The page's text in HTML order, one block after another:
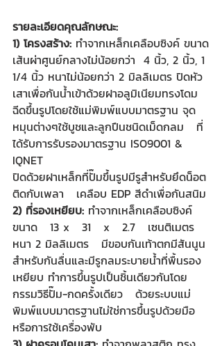
รายละเอียดคุณลักษณะ:
1) โครงสร้าง: ทำจากเหล็กเคลือบซิงค์ ขนาด
เส้นผ่าศูนย์กลางไม่น้อยกว่า  4 นิ้ว, 2 นิ้ว, 1
1/4 นิ้ว หนาไม่น้อยกว่า 2 มิลลิเมตร ปิดหัว
เสาเพื่อกันน้ำเข้าด้วยฝาอลูมิเนียมทรงโดม
ฉีดขึ้นรูปโดยใช้แม่พิมพ์แบบมาตรฐาน จุด
หมุนต่างๆใช้บูชและลูกปืนชนิดเม็ดกลม   ที่
ได้รับการรับรองมาตรฐาน ISO9001 &
IQNET
ปิดด้วยฝาเหล็กที่ปั๊มขึ้นรูปมีรูสำหรับยึดน็อต
ติดกับเพลา   เคลือบ EDP สีดำเพื่อกันสนิม
2) ที่รองเหยียบ: ทำจากเหล็กเคลือบซิงค์
ขนาด   13 x   31   x   2.7   เซนติเมตร
หนา 2 มิลลิเมตร   มีขอบกันเท้าตกมีสันนูน
สำหรับกันลื่นและมีรูกลมระบายน้ำที่พื้นรอง
เหยียบ ทำการขึ้นรูปเป็นชิ้นเดียวกันโดย
กรรมวิธีปั๊ม-กดครั้งเดียว   ด้วยระบบแม่
พิมพ์แบบมาตรฐานไม่ใช่การขึ้นรูปด้วยมือ
หรือการใช้เครื่องพับ